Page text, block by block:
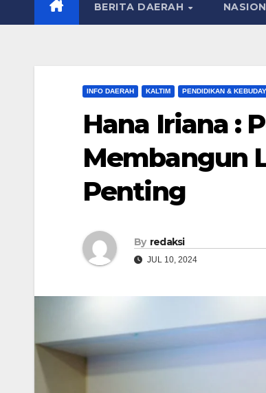
BERITA DAERAH
INFO DAERAH KALTIM PENDIDIKAN &
Hana Iriana :
Membangun
Penting
By redaksi
JUL 10, 2024